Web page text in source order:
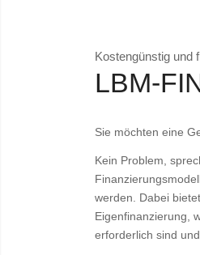
Kostengünstig und
LBM-
Sie möchten eine
Kein Problem,
werden. Dabei
Eigenfinanzierung,
erforderlich sind